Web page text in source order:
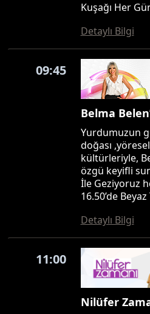
Kuşağı Her
Detaylı Bilgi
09:45
Belma
Yurdumuzun
doğası
kültürleriyle,
özgü keyifli
İle Geziyoruz
16.50’de
Detaylı Bilgi
11:00
Nilüfer